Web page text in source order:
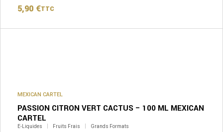
5,90 €TTC
MEXICAN CARTEL
PASSION CITRON VERT CACTUS – 100 ML MEXICAN
CARTEL
E-Liquides Fruits Frais Grands Formats